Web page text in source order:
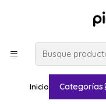
Inicio Categorías